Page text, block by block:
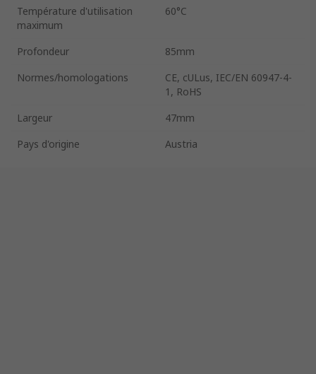
Température d'utilisation
maximum
60°C
Profondeur
85mm
Normes/homologations
CE, cULus, IEC/EN 60947-4-
1, RoHS
Largeur
47mm
Pays d'origine
Austria